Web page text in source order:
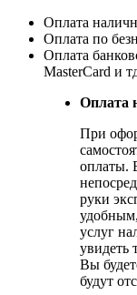
Оплата
Оплата по
Оплата
MasterCard и
Оплата
При
оплаты.
руки
услуг
увидеть
Вы
будут